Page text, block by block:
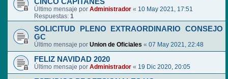
CINCO CAPITANES
Último mensaje por Administrador « 10 May 2021, 17:51
Respuestas: 1
SOLICITUD PLENO EXTRAORDINARIO CONSEJO
GC
Último mensaje por Union de Oficiales « 07 May 2021, 22:48
FELIZ NAVIDAD 2020
Último mensaje por Administrador « 19 Dic 2020, 20:05